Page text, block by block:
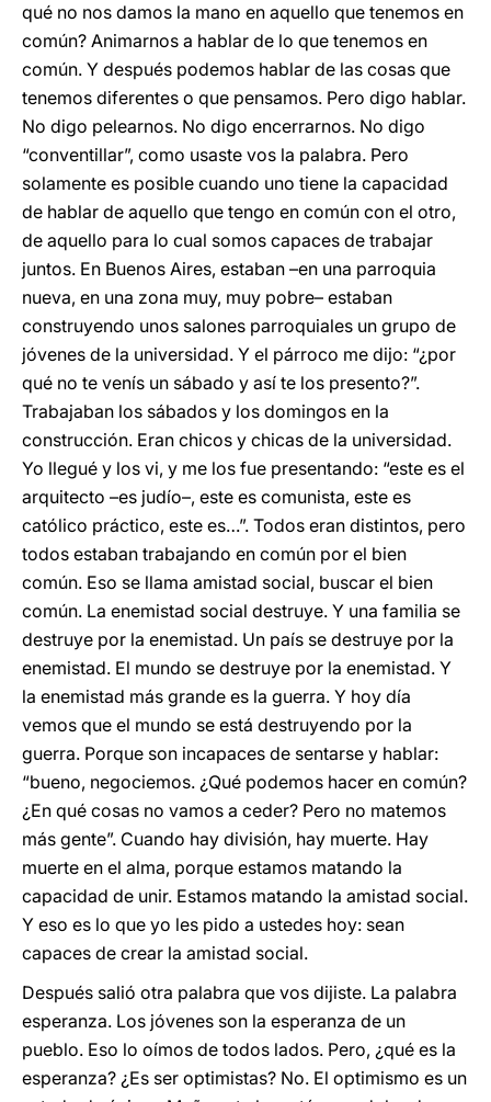
qué no nos damos la mano en aquello que tenemos en
común? Animarnos a hablar de lo que tenemos en
común. Y después podemos hablar de las cosas que
tenemos diferentes o que pensamos. Pero digo hablar.
No digo pelearnos. No digo encerrarnos. No digo
“conventillar”, como usaste vos la palabra. Pero
solamente es posible cuando uno tiene la capacidad
de hablar de aquello que tengo en común con el otro,
de aquello para lo cual somos capaces de trabajar
juntos. En Buenos Aires, estaban –en una parroquia
nueva, en una zona muy, muy pobre– estaban
construyendo unos salones parroquiales un grupo de
jóvenes de la universidad. Y el párroco me dijo: “¿por
qué no te venís un sábado y así te los presento?”.
Trabajaban los sábados y los domingos en la
construcción. Eran chicos y chicas de la universidad.
Yo llegué y los vi, y me los fue presentando: “este es el
arquitecto –es judío–, este es comunista, este es
católico práctico, este es…”. Todos eran distintos, pero
todos estaban trabajando en común por el bien
común. Eso se llama amistad social, buscar el bien
común. La enemistad social destruye. Y una familia se
destruye por la enemistad. Un país se destruye por la
enemistad. El mundo se destruye por la enemistad. Y
la enemistad más grande es la guerra. Y hoy día
vemos que el mundo se está destruyendo por la
guerra. Porque son incapaces de sentarse y hablar:
“bueno, negociemos. ¿Qué podemos hacer en común?
¿En qué cosas no vamos a ceder? Pero no matemos
más gente”. Cuando hay división, hay muerte. Hay
muerte en el alma, porque estamos matando la
capacidad de unir. Estamos matando la amistad social.
Y eso es lo que yo les pido a ustedes hoy: sean
capaces de crear la amistad social.
Después salió otra palabra que vos dijiste. La palabra
esperanza. Los jóvenes son la esperanza de un
pueblo. Eso lo oímos de todos lados. Pero, ¿qué es la
esperanza? ¿Es ser optimistas? No. El optimismo es un